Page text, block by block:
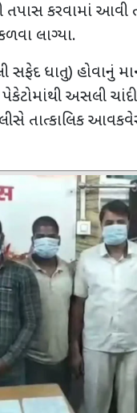
કરવામાં આવી
લાગ્યા.
સફેદ ધાતુ) હોવાનું
અસલી
તાત્કાલિક